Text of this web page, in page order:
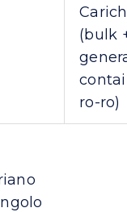
(bulk
ro-ro)